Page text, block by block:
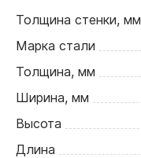
Толщина стенки, мм
Марка стали
Толщина, мм
Ширина, мм
Высота
Длина